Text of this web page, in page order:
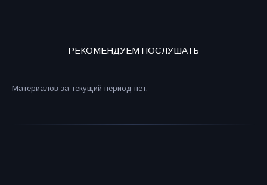
РЕКОМЕНДУЕМ ПОСЛУШАТЬ
Материалов за текущий период нет.